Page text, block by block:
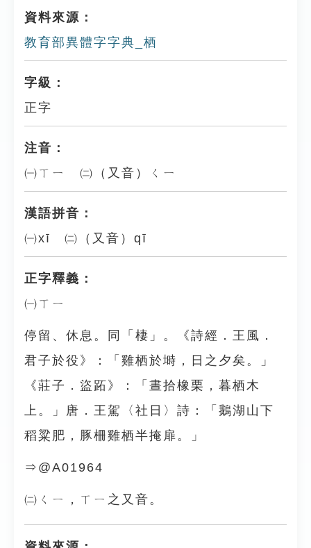
資料來源：
教育部異體字字典_栖
字級：
正字
注音：
㈠ㄒㄧ ㈡（又音）ㄑㄧ
漢語拼音：
㈠xī ㈡（又音）qī
正字釋義：
㈠ㄒㄧ
停留、休息。同「棲」。《詩經．王風．
君子於役》：「雞栖於塒，日之夕矣。」
《莊子．盜跖》：「晝拾橡栗，暮栖木
上。」唐．王駕〈社日〉詩：「鵝湖山下
稻粱肥，豚柵雞栖半掩扉。」
⇒@A01964
㈡ㄑㄧ，ㄒㄧ之又音。